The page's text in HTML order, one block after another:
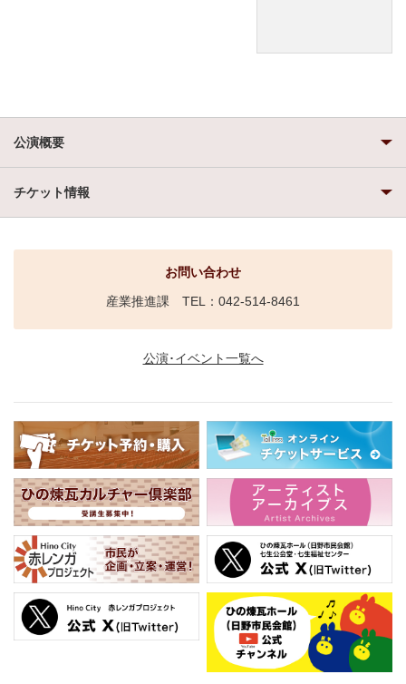
公演概要
チケット情報
お問い合わせ
産業推進課 TEL：042-514-8461
公演･イベント一覧へ